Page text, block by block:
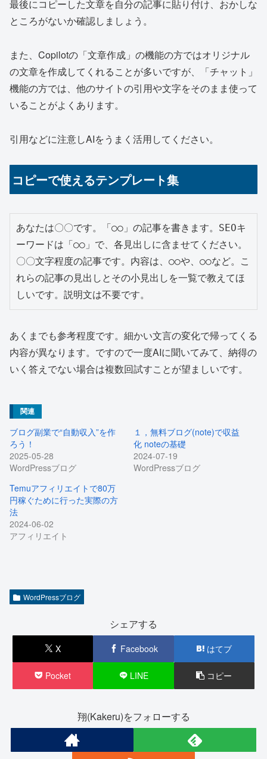
最後にコピーした文章を自分の記事に貼り付け、おかしな
ところがないか確認しましょう。
また、Copilotの「文章作成」の機能の方ではオリジナル
の文章を作成してくれることが多いですが、「チャット」
機能の方では、他のサイトの引用や文字をそのまま使って
いることがよくあります。
引用などに注意しAIをうまく活用してください。
コピーで使えるテンプレート集
あなたは〇〇です。「○○」の記事を書きます。SEOキ
ーワードは「○○」で、各見出しに含ませてください。
〇〇文字程度の記事です。内容は、○○や、○○など。こ
れらの記事の見出しとその小見出しを一覧で教えてほ
しいです。説明文は不要です。
あくまでも参考程度です。細かい文言の変化で帰ってくる
内容が異なります。ですので一度AIに聞いてみて、納得の
いく答えでない場合は複数回試すことが望ましいです。
関連
ブログ副業で“自動収入”を作
ろう！
2025-05-28
WordPressブログ
１，無料ブログ(note)で収益
化 noteの基礎
2024-07-19
WordPressブログ
Temuアフィリエイトで80万
円稼ぐために行った実際の方
法
2024-06-02
アフィリエイト
WordPressブログ
シェアする
X Facebook はてブ
Pocket LINE コピー
翔(Kakeru)をフォローする